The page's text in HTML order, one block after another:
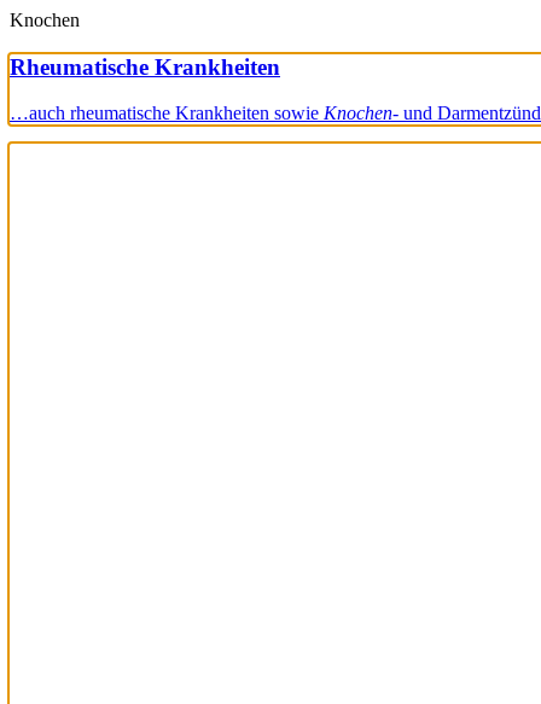
Knochen
Rheumatische Krankheiten
…auch rheumatische Krankheiten sowie Knochen- und